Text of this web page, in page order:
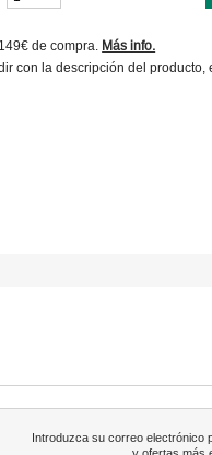
de compra. Más info.
con la descripción del
Introduzca su correo electrónico